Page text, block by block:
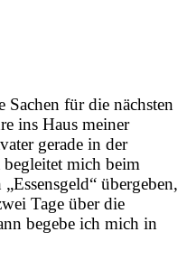
für die nächsten
ins Haus meiner
gerade in der
mich beim
übergeben,
Tage über die
begebe ich mich in